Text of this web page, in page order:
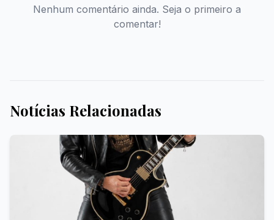
Nenhum comentário ainda. Seja o primeiro a
comentar!
Notícias Relacionadas